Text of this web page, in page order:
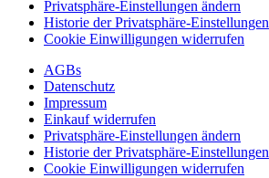
Privatsphäre-Einstellungen ändern
Historie der Privatsphäre-Einstellungen
Cookie Einwilligungen widerrufen
AGBs
Datenschutz
Impressum
Einkauf widerrufen
Privatsphäre-Einstellungen ändern
Historie der Privatsphäre-Einstellungen
Cookie Einwilligungen widerrufen